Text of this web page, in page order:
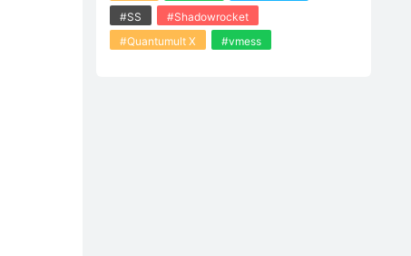
#SS
#Shadowrocket
#Quantumult X
#vmess